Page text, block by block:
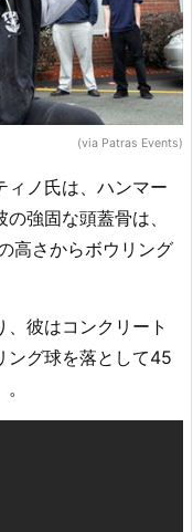
(via Patras Events)
ィノ氏は、ハンマー
強固な頭蓋骨は、
高さからボウリング
彼はコンクリート
ング球を落として45